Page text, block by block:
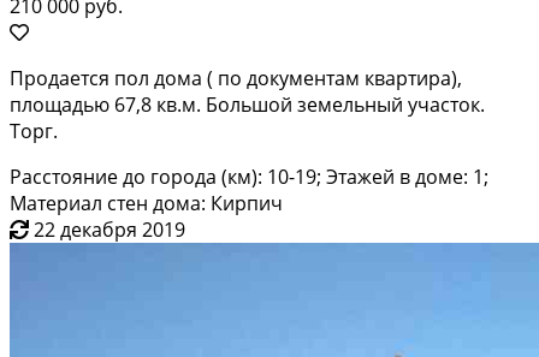
210 000 руб.
Продается пол дома ( по документам квартира),
площадью 67,8 кв.м. Большой земельный участок.
Торг.
Расстояние до города (км): 10-19; Этажей в доме: 1;
Материал стен дома: Кирпич
22 декабря 2019